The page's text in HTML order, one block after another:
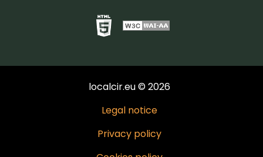
localcir.eu © 2026
Legal notice
Privacy policy